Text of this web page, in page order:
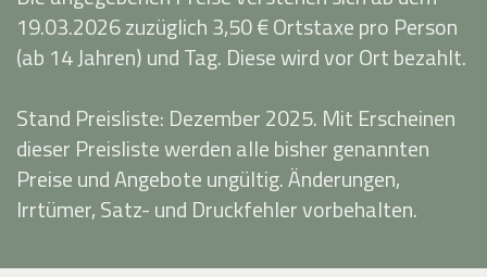
19.03.2026 zuzüglich 3,50 € Ortstaxe pro Person
(ab 14 Jahren) und Tag. Diese wird vor Ort bezahlt.
Stand Preisliste: Dezember 2025. Mit Erscheinen
dieser Preisliste werden alle bisher genannten
Preise und Angebote ungültig. Änderungen,
Irrtümer, Satz- und Druckfehler vorbehalten.